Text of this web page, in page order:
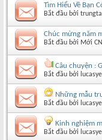
Tìm Hiểu Về Bạn
Bắt đầu bởi
Chúc mừng năm
Bắt đầu bởi Mới
Câu chuyện :
Bắt đầu bởi
Những mẫu
Bắt đầu bởi
Kinh nghiệm
Bắt đầu bởi